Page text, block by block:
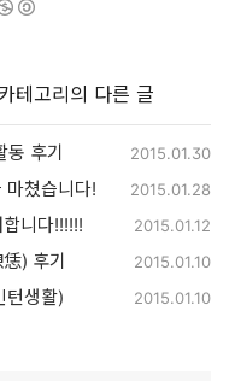
테고리의 다른 글
동 후기 2015.01.30
쳤습니다! 2015.01.28
니다!!!!!! 2015.01.12
) 후기 2015.01.10
턴생활) 2015.01.10